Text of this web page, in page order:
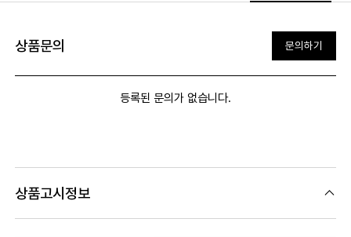
상품문의 문의하기
등록된 문의가 없습니다.
상품고시정보